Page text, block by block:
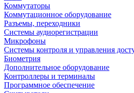
Коммутаторы
Коммутационное оборудование
Разъемы, переходники
Системы аудиорегистрации
Микрофоны
Системы контроля и управления
Биометрия
Дополнительное оборудование
Контроллеры и терминалы
Программное обеспечение